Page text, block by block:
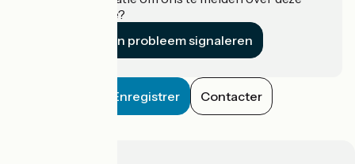
accommodatie?
Een probleem signaleren
Enregistrer Contacter